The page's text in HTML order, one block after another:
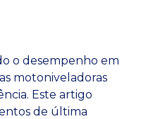
o desempenho em
motoniveladoras
Este artigo
de última